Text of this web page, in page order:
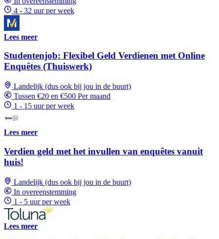
4 - 32 uur per week
Lees meer
Studentenjob: Flexibel Geld Verdienen met Online
Enquêtes (Thuiswerk)
Landelijk (dus ook bij jou in de buurt)
Tussen €20 en €500 Per maand
1 - 15 uur per week
Lees meer
Verdien geld met het invullen van enquêtes vanuit
huis!
Landelijk (dus ook bij jou in de buurt)
In overeenstemming
1 - 5 uur per week
Lees meer